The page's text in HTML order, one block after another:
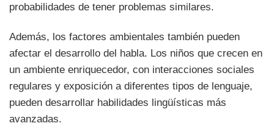
probabilidades de tener problemas similares.
Además, los factores ambientales también pueden
afectar el desarrollo del habla. Los niños que crecen en
un ambiente enriquecedor, con interacciones sociales
regulares y exposición a diferentes tipos de lenguaje,
pueden desarrollar habilidades lingüísticas más
avanzadas.